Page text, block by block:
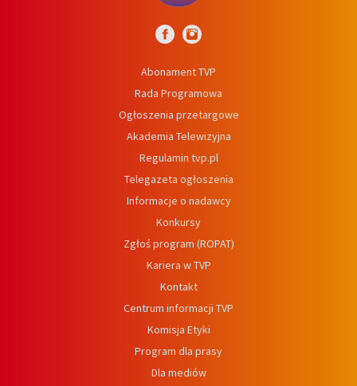
Abonament TVP
Rada Programowa
Ogłoszenia przetargowe
Akademia Telewizyjna
Regulamin tvp.pl
Telegazeta ogłoszenia
Informacje o nadawcy
Konkursy
Zgłoś program (ROPAT)
Kariera w TVP
Kontakt
Centrum informacji TVP
Komisja Etyki
Program dla prasy
Dla mediów